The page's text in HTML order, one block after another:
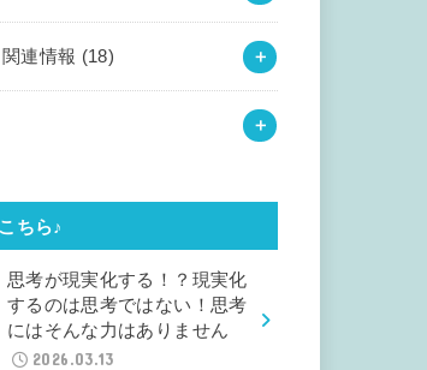
連情報 (18)
ちら♪
思考が現実化する！？現実化
するのは思考ではない！思考
にはそんな力はありません
2026.03.13